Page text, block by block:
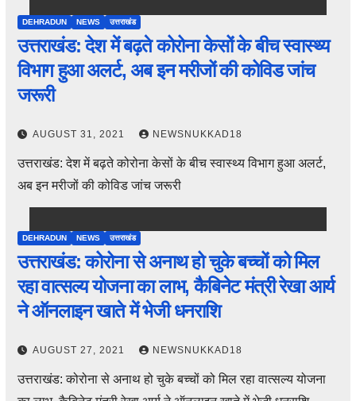
DEHRADUN NEWS उत्तराखंड
उत्तराखंड: देश में बढ़ते कोरोना केसों के बीच स्वास्थ्य
विभाग हुआ अलर्ट, अब इन मरीजों की कोविड जांच
जरूरी
AUGUST 31, 2021 NEWSNUKKAD18
उत्तराखंड: देश में बढ़ते कोरोना केसों के बीच स्वास्थ्य विभाग हुआ अलर्ट,
अब इन मरीजों की कोविड जांच जरूरी
DEHRADUN NEWS उत्तराखंड
उत्तराखंड: कोरोना से अनाथ हो चुके बच्चों को मिल
रहा वात्सल्य योजना का लाभ, कैबिनेट मंत्री रेखा आर्य
ने ऑनलाइन खाते में भेजी धनराशि
AUGUST 27, 2021 NEWSNUKKAD18
उत्तराखंड: कोरोना से अनाथ हो चुके बच्चों को मिल रहा वात्सल्य योजना